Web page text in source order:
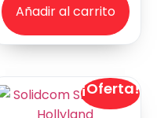
Añadir al carrito
¡Oferta!